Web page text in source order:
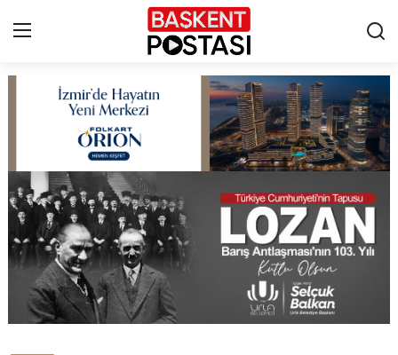
Çerez Politikası
Künye
Ankara
TBMM